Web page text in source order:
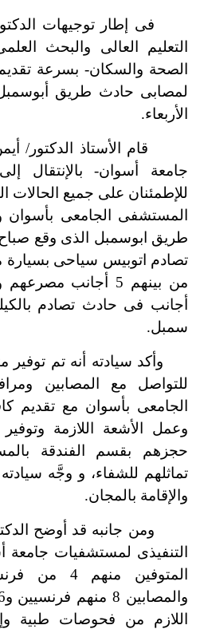
فى إطار توجيهات الدكتور/
التعليم العالى والبحث
الصحة والسكان- بسرعة تقديم
لمصابى حادث طريق
الأربعاء.
قام الأستاذ الدكتور/
جامعة أسوان- بالإنتقال
للإطمئنان على جميع الحالات
المستشفى الجامعى بأسوان
طريق ابوسمبل الذى وقع صباح
سمبل.
وأكد سيادته أنه تم توفير
للتواصل مع المصابين
الجامعى بأسوان مع تقديم
وعمل الأشعة اللازمة
حجزهم بقسم الفندقة
تماثلهم للشفاء، و وجَّه سيادته
والإقامة بالمجان.
ومن جانبه قد أوضح
المتوفين
اللازم من فحوصات طبية